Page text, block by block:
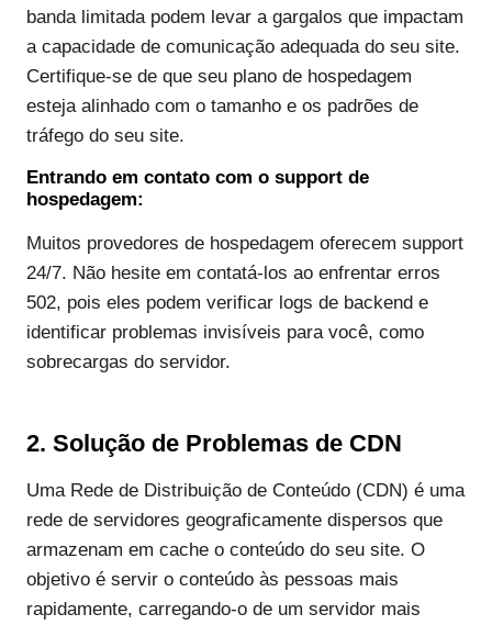
banda limitada podem levar a gargalos que impactam
a capacidade de comunicação adequada do seu site.
Certifique-se de que seu plano de hospedagem
esteja alinhado com o tamanho e os padrões de
tráfego do seu site.
Entrando em contato com o support de
hospedagem:
Muitos provedores de hospedagem oferecem support
24/7. Não hesite em contatá-los ao enfrentar erros
502, pois eles podem verificar logs de backend e
identificar problemas invisíveis para você, como
sobrecargas do servidor.
2. Solução de Problemas de CDN
Uma Rede de Distribuição de Conteúdo (CDN) é uma
rede de servidores geograficamente dispersos que
armazenam em cache o conteúdo do seu site. O
objetivo é servir o conteúdo às pessoas mais
rapidamente, carregando-o de um servidor mais